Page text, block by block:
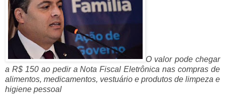
O valor pode chegar
a R$ 150 ao pedir a Nota Fiscal Eletrônica nas compras de
alimentos, medicamentos, vestuário e produtos de limpeza e
higiene pessoal